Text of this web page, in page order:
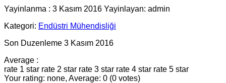
Yayinlanma : 3 Kasım 2016 Yayinlayan: admin
Kategori: Endüstri Mühendisliği
Son Duzenleme 3 Kasım 2016
Average :
rate 1 star rate 2 star rate 3 star rate 4 star rate 5 star
Your rating: none, Average: 0 (0 votes)